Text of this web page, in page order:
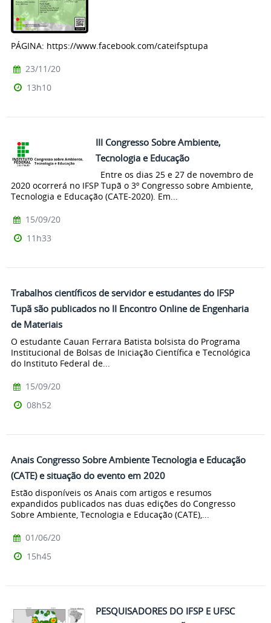
PÁGINA: https://www.facebook.com/cateifsptupa
23/11/20
13h10
III Congresso Sobre Ambiente,
Tecnologia e Educação
Entre os dias 25 e 27 de novembro de
2020 ocorrerá no IFSP Tupã o 3º Congresso sobre Ambiente,
Tecnologia e Educação (CATE-2020). Em...
15/09/20
11h33
Trabalhos científicos de servidor e estudantes do IFSP
Tupã são publicados no II Encontro Online de Engenharia
de Materiais
O estudante Cauan Ferrara Batista bolsista do Programa
Institucional de Bolsas de Iniciação Científica e Tecnológica
do Instituto Federal de...
15/09/20
08h52
Anais Congresso Sobre Ambiente Tecnologia e Educação
(CATE) e situação do evento em 2020
Estão disponíveis os Anais com artigos e resumos
expandidos publicados nas duas edições do Congresso
Sobre Ambiente, Tecnologia e Educação (CATE),...
01/06/20
15h45
PESQUISADORES DO IFSP E UFSC